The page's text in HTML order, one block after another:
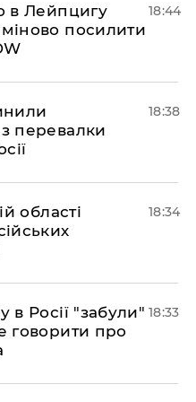
в Лейпцигу
посилити
18:44
перевалки
18:38
області
18:34
в Росії "забули"
говорити про
18:33